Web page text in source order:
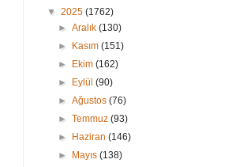
▼ 2025 (1762)
►Aralık(130)
►
Kasım(151)
►
Ekim(162)
►
Eylül(90)
►Ağustos(76)
►Temmuz(93)
►
Haziran(146)
►
Mayıs(138)